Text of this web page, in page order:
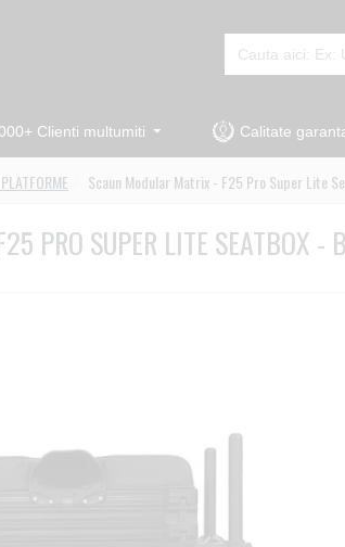
Clienti multumiti Calitate
Scaun Modular Matrix - F25 Pro Super Lite
PRO SUPER LITE SEATBOX -